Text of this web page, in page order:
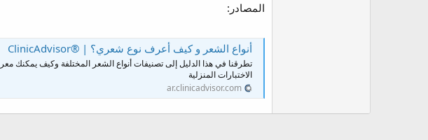
المصادر:
أنواع الشعر و كيف أعرف نوع شعري؟ | ®ClinicAdvisor
تطرقنا في هذا الدليل إلى تصنيفات أنواع الشعر المختلفة وكيف يمكنك
الاختبارات المنزلية
ar.clinicadvisor.com